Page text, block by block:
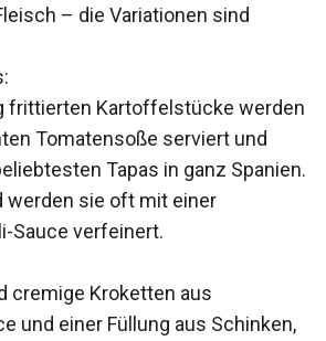
– die Variationen sind
frittierten Kartoffelstücke werden
Tomatensoße serviert und
Tapas in ganz Spanien.
werden sie oft mit einer
Sauce verfeinert.
cremige Kroketten aus
und einer Füllung aus Schinken,